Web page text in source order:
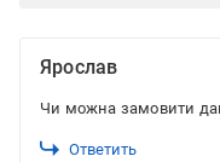
Ярослав
Чи можна замовити
Ответить